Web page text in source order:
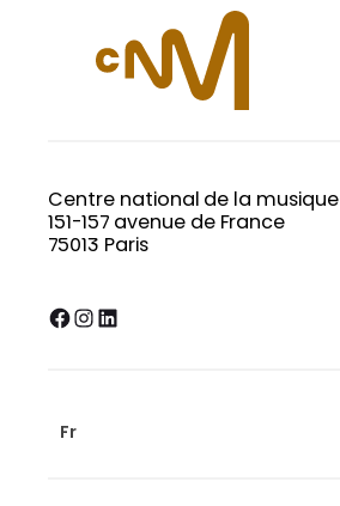
Centre national de la musique
151-157 avenue de France
75013 Paris
Facebook InstagramLinkedIn
Fr